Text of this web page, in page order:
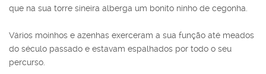
que na sua torre sineira alberga um bonito ninho de cegonha.
Vários moinhos e azenhas exerceram a sua função até meados
do século passado e estavam espalhados por todo o seu
percurso.